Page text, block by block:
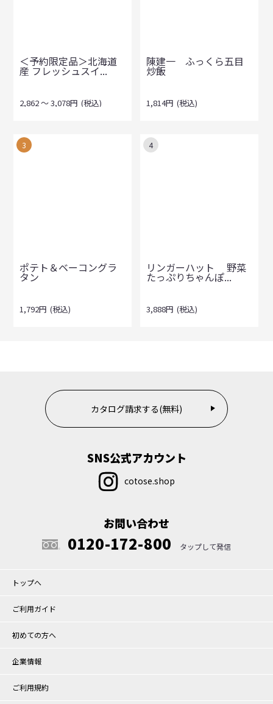
＜予約限定品＞北海道
産 フレッシュスイ...
2,862～3,078円 (税込)
陳建一 ふっくら五目
炒飯
1,814円 (税込)
3
ポテト＆ベーコングラ
タン
1,792円 (税込)
4
リンガーハット 野菜
たっぷりちゃんぽ...
3,888円 (税込)
カタログ請求する(無料)
SNS公式アカウント
cotose.shop
お問い合わせ
0120-172-800
トップへ
ご利用ガイド
初めての方へ
企業情報
ご利用規約